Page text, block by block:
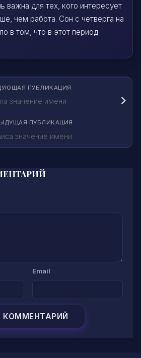
важна для тех, кого интересует
чем работа. Сон с четверга на
в том, что в этот период
ПУБЛИКАЦИЯ
значение имени
ПУБЛИКАЦИЯ
значение имени
Email